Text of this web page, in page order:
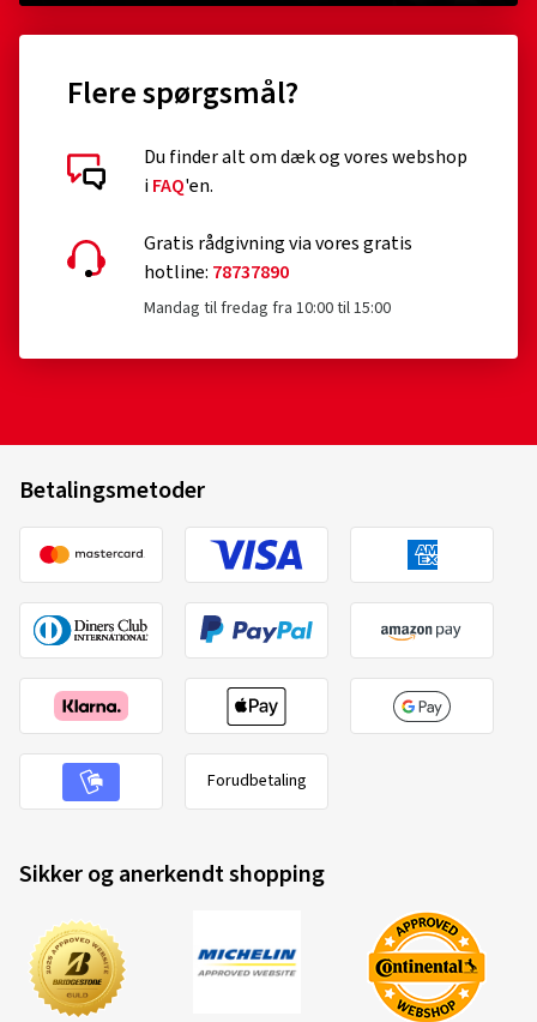
Flere spørgsmål?
Du finder alt om dæk og vores webshop
iFAQ'en.
Gratis rådgivning via vores gratis
hotline: 78737890
Mandag til fredag fra 10:00 til 15:00
Betalingsmetoder
Forudbetaling
Sikker og anerkendt shopping